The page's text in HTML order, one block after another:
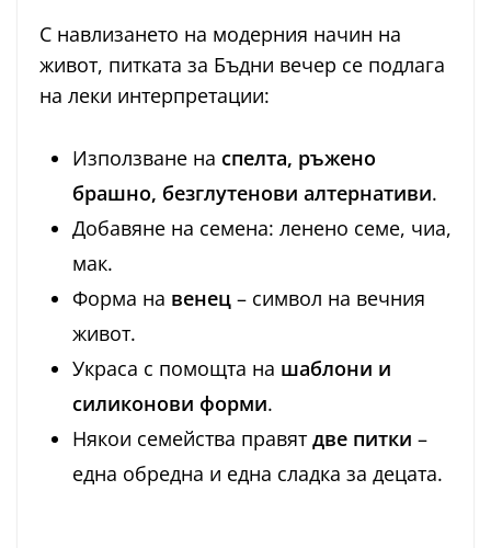
С навлизането на модерния начин на
живот, питката за Бъдни вечер се подлага
на леки интерпретации:
Използване на спелта, ръжено
брашно, безглутенови алтернативи.
Добавяне на семена: ленено семе, чиа,
мак.
Форма на венец – символ на вечния
живот.
Украса с помощта на шаблони и
силиконови форми.
Някои семейства правятдве питки –
една обредна и една сладка за децата.